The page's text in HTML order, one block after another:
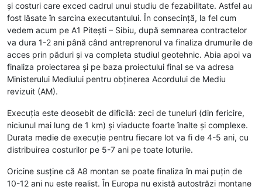
şi costuri care exced cadrul unui studiu de fezabilitate. Astfel au
fost lăsate în sarcina executantului. În consecinţă, la fel cum
vedem acum pe A1 Piteşti – Sibiu, după semnarea contractelor
va dura 1-2 ani până când antreprenorul va finaliza drumurile de
acces prin păduri şi va completa studiul geotehnic. Abia apoi va
finaliza proiectarea şi pe baza proiectului final se va adresa
Ministerului Mediului pentru obţinerea Acordului de Mediu
revizuit (AM).
Execuția este deosebit de dificilă: zeci de tuneluri (din fericire,
niciunul mai lung de 1 km) și viaducte foarte înalte și complexe.
Durata medie de execuție pentru fiecare lot va fi de 4-5 ani, cu
distribuirea costurilor pe 5-7 ani pe toate loturile.
Oricine susține că A8 montan se poate finaliza în mai puțin de
10-12 ani nu este realist. În Europa nu există autostrăzi montane